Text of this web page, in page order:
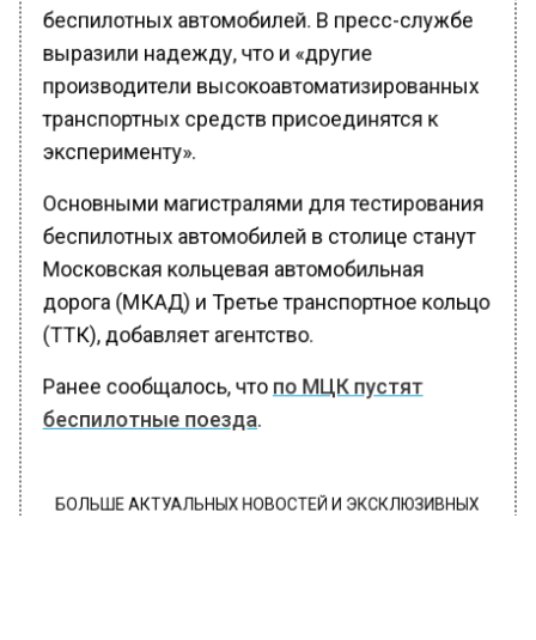
беспилотных автомобилей. В пресс-службе
выразили надежду, что и «другие
производители высокоавтоматизированных
транспортных средств присоединятся к
эксперименту».
Основными магистралями для тестирования
беспилотных автомобилей в столице станут
Московская кольцевая автомобильная
дорога (МКАД) и Третье транспортное кольцо
(ТТК), добавляет агентство.
Ранее сообщалось, чтопо МЦК пустят
беспилотные поезда.
БОЛЬШЕ АКТУАЛЬНЫХ НОВОСТЕЙ И ЭКСКЛЮЗИВНЫХ